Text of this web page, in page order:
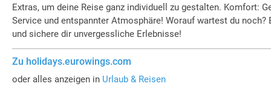
Extras, um deine Reise ganz individuell zu gestalten. Komfort:
Service und entspannter Atmosphäre! Worauf wartest du
und sichere dir unvergessliche Erlebnisse!
Zu holidays.eurowings.com
oder alles anzeigen in Urlaub & Reisen